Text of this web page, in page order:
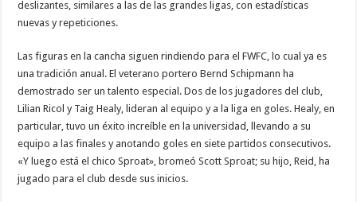
deslizantes, similares a las de las grandes ligas, con estadísticas
nuevas y repeticiones.
Las figuras en la cancha siguen rindiendo para el FWFC, lo cual ya es
una tradición anual. El veterano portero Bernd Schipmann ha
demostrado ser un talento especial. Dos de los jugadores del club,
Lilian Ricol y Taig Healy, lideran al equipo y a la liga en goles. Healy, en
particular, tuvo un éxito increíble en la universidad, llevando a su
equipo a las finales y anotando goles en siete partidos consecutivos.
«Y luego está el chico Sproat», bromeó Scott Sproat; su hijo, Reid, ha
jugado para el club desde sus inicios.